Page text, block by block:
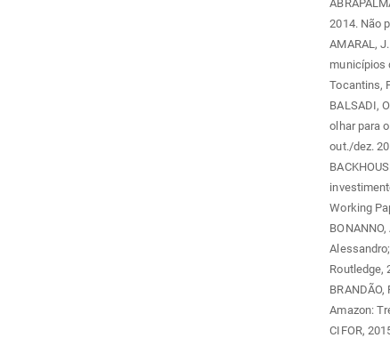
2014. Não
AMARAL,
municípios
Tocantins,
BALSADI,
olhar para
out./dez.
Working
Routledge,
Amazon:
CIFOR,